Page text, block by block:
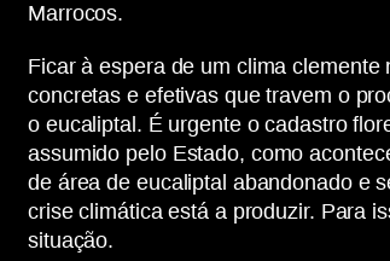
Marrocos.
Ficar à espera de um clima
concretas e efetivas que travem o
o eucaliptal. É urgente o cadastro
assumido pelo Estado, como
de área de eucaliptal abandonado e
crise climática está a produzir. Para
situação.